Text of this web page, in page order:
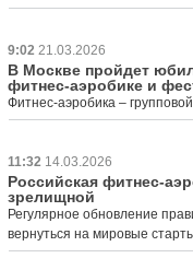
9:02 21.03.2026
В Москве пройдет
фитнес-аэробике и
Фитнес-аэробика –
11:32 14.03.2026
Российская фитнес-
зрелищной
Регулярное обновление
вернуться на мировые